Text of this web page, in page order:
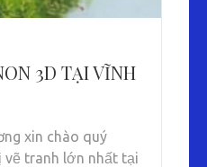
3D TẠI VĨNH
xin chào quý
vẽ tranh lớn nhất tại